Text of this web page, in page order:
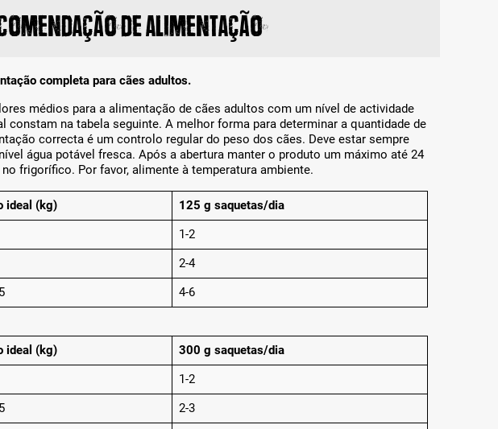
de alimentação
completa para cães adultos.
médios para a alimentação de cães adultos com um nível de actividade
constam na tabela seguinte. A melhor forma para determinar a quantidade de
correcta é um controlo regular do peso dos cães. Deve estar sempre
água potável fresca. Após a abertura manter o produto um máximo até 24
no frigorífico. Por favor, alimente à temperatura ambiente.
ideal (kg)
125 g saquetas/dia
1-2
2-4
4-6
ideal (kg)
300 g saquetas/dia
1-2
2-3